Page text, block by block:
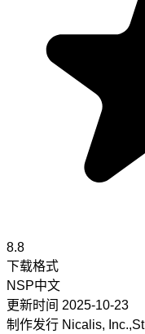
8.8
下载格式
NSP中文
更新时间 2025-10-23
制作发行 Nicalis,